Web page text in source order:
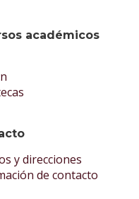
académicos
y direcciones
de contacto